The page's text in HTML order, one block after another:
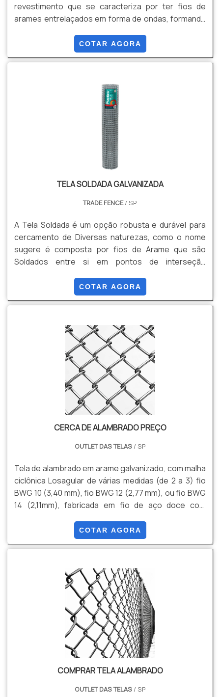
revestimento que se caracteriza por ter fios de
arames entrelaçados em forma de ondas, formando
rolos ou em Painéis, conforme sua necessidade,
evitando perda de produto, e qualidade no
medida. Vantagens: Estética, Resistência,
Durabilidade, e Versatilidade, Entre outras.
COTAR AGORA
TELA SOLDADA GALVANIZADA
TRADE FENCE/ SP
A Tela Soldada é um opção robusta e durável para
cercamento de Diversas naturezas, como o nome
sugere é composta por fios de Arame que são
Soldados entre si em pontos de interseção
segurança para uma ampla gama de aplicações.
Apresenta diversas malhas, retangulares e
camada de Zinco, e Galvanizadas + Revestimento em
PVC. Dentre suas Vantagens estão: Resistência,
Segurança, Estabilidade, Durabilidade, Versatilidade,
Facilidade de instalação, Entre outros.
COTAR AGORA
CERCA DE ALAMBRADO PREÇO
OUTLET DAS TELAS/ SP
Tela de alambrado em arame galvanizado, com malha
ciclônica Losagular de várias medidas (de 2 a 3) fio
BWG 10 (3,40 mm), fio BWG 12 (2,77 mm), ou fio BWG
14 (2,11mm), fabricada em fio de aço doce com
acordo com a NBR 5589, galvanizado por imersão em
banho de zinco antes de tecer a malha, com uma
NBR 6331, com acabamento lateral de pontas
COTAR AGORA
COMPRAR TELA ALAMBRADO
OUTLET DAS TELAS/ SP